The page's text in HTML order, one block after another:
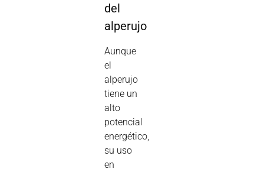
del
alperujo
Aunque
el
alperujo
tiene un
alto
potencial
energético,
su uso
en